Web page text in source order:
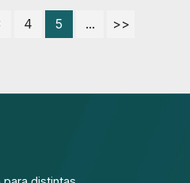
4 5 ... >>